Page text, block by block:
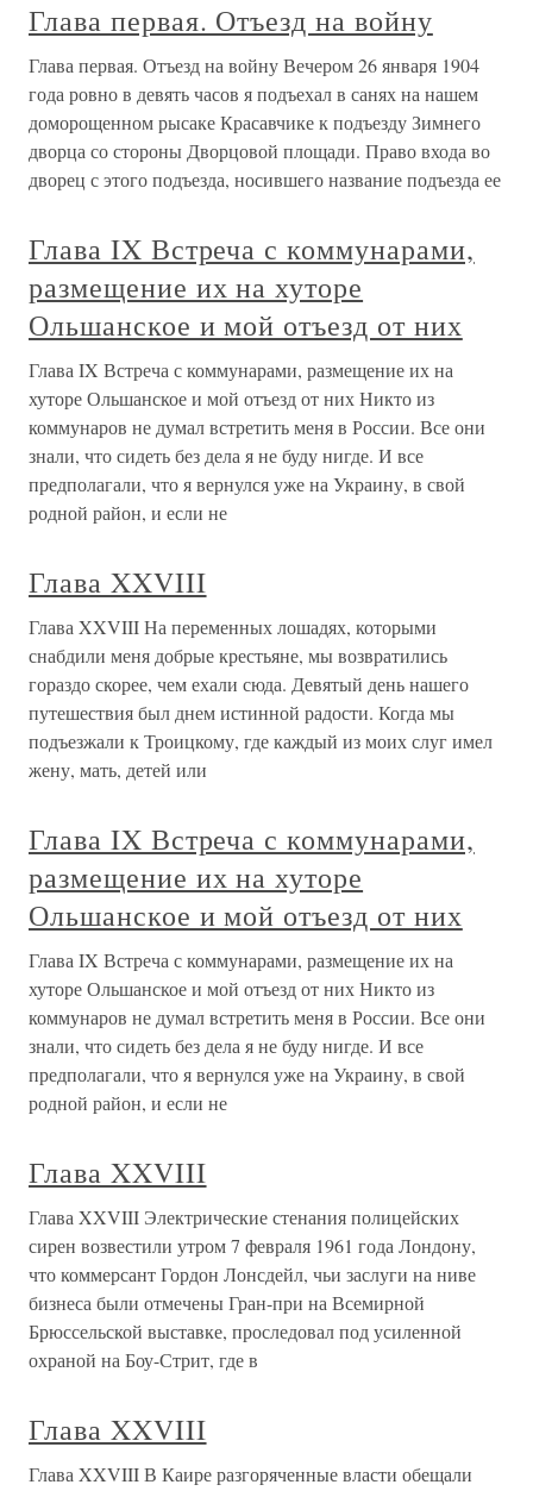
Глава первая. Отъезд на войну
Глава первая. Отъезд на войну Вечером 26 января 1904
года ровно в девять часов я подъехал в санях на нашем
доморощенном рысаке Красавчике к подъезду Зимнего
дворца со стороны Дворцовой площади. Право входа во
дворец с этого подъезда, носившего название подъезда ее
Глава IX Встреча с коммунарами,
размещение их на хуторе
Ольшанское и мой отъезд от них
Глава IX Встреча с коммунарами, размещение их на
хуторе Ольшанское и мой отъезд от них Никто из
коммунаров не думал встретить меня в России. Все они
знали, что сидеть без дела я не буду нигде. И все
предполагали, что я вернулся уже на Украину, в свой
родной район, и если не
Глава XXVIII
Глава XXVIII На переменных лошадях, которыми
снабдили меня добрые крестьяне, мы возвратились
гораздо скорее, чем ехали сюда. Девятый день нашего
путешествия был днем истинной радости. Когда мы
подъезжали к Троицкому, где каждый из моих слуг имел
жену, мать, детей или
Глава IX Встреча с коммунарами,
размещение их на хуторе
Ольшанское и мой отъезд от них
Глава IX Встреча с коммунарами, размещение их на
хуторе Ольшанское и мой отъезд от них Никто из
коммунаров не думал встретить меня в России. Все они
знали, что сидеть без дела я не буду нигде. И все
предполагали, что я вернулся уже на Украину, в свой
родной район, и если не
Глава XXVIII
Глава XXVIII Электрические стенания полицейских
сирен возвестили утром 7 февраля 1961 года Лондону,
что коммерсант Гордон Лонсдейл, чьи заслуги на ниве
бизнеса были отмечены Гран-при на Всемирной
Брюссельской выставке, проследовал под усиленной
охраной на Боу-Стрит, где в
Глава XXVIII
Глава XXVIII В Каире разгоряченные власти обещали